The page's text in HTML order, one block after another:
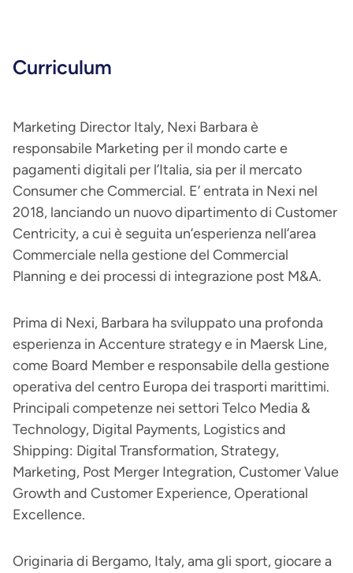
Curriculum
Marketing Director Italy, Nexi Barbara è
responsabile Marketing per il mondo carte e
pagamenti digitali per l’Italia, sia per il mercato
Consumer che Commercial. E’ entrata in Nexi nel
2018, lanciando un nuovo dipartimento di Customer
Centricity, a cui è seguita un’esperienza nell’area
Commerciale nella gestione del Commercial
Planning e dei processi di integrazione post M&A.
Prima di Nexi, Barbara ha sviluppato una profonda
esperienza in Accenture strategy e in Maersk Line,
come Board Member e responsabile della gestione
operativa del centro Europa dei trasporti marittimi.
Principali competenze nei settori Telco Media &
Technology, Digital Payments, Logistics and
Shipping: Digital Transformation, Strategy,
Marketing, Post Merger Integration, Customer Value
Growth and Customer Experience, Operational
Excellence.
Originaria di Bergamo, Italy, ama gli sport, giocare a